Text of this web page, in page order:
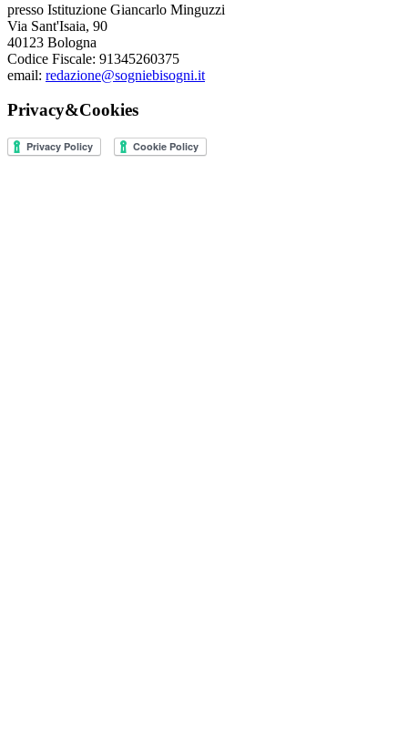
presso Istituzione Giancarlo Minguzzi
Via Sant'Isaia, 90
40123 Bologna
Codice Fiscale: 91345260375
email: redazione@sogniebisogni.it
Privacy&Cookies